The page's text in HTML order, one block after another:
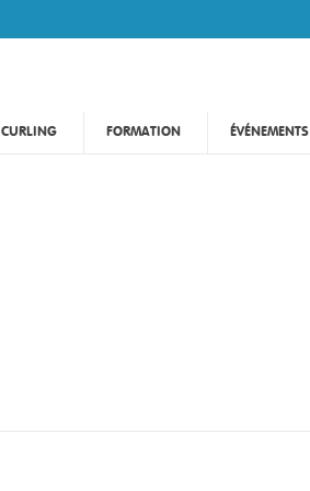
CURLING FORMATION ÉVÉNEMENTS